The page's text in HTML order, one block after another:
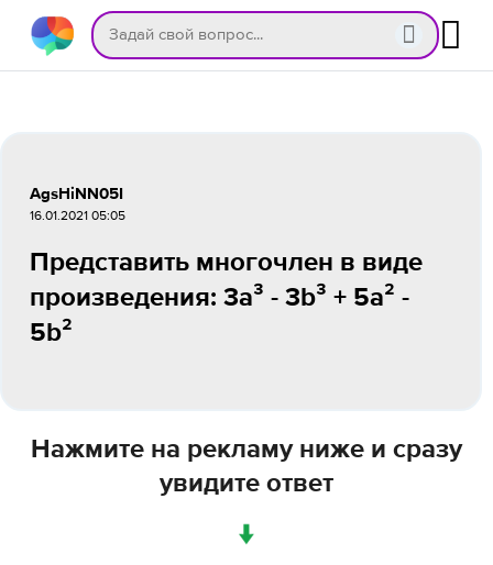
AgsHiNN05I
16.01.2021 05:05
Представить многочлен в виде
произведения: 3a³ - 3b³ + 5a² -
5b²
Нажмите на рекламу ниже и сразу
увидите ответ
↓